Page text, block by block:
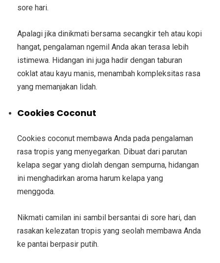
sore hari.
Apalagi jika dinikmati bersama secangkir teh atau kopi
hangat, pengalaman ngemil Anda akan terasa lebih
istimewa. Hidangan ini juga hadir dengan taburan
coklat atau kayu manis, menambah kompleksitas rasa
yang memanjakan lidah.
Cookies Coconut
Cookies coconut membawa Anda pada pengalaman
rasa tropis yang menyegarkan. Dibuat dari parutan
kelapa segar yang diolah dengan sempurna, hidangan
ini menghadirkan aroma harum kelapa yang
menggoda.
Nikmati camilan ini sambil bersantai di sore hari, dan
rasakan kelezatan tropis yang seolah membawa Anda
ke pantai berpasir putih.